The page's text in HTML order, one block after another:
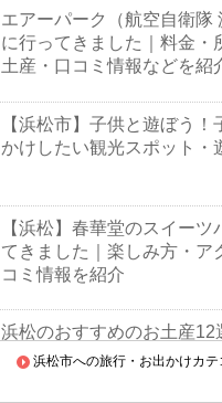
浜松市への旅行・お出かけカテ
エアーパーク（航空自衛隊
に行ってきました｜料金・
土産・口コミ情報などを紹
【浜松市】子供と遊ぼう！
かけしたい観光スポット・
【浜松】春華堂のスイーツ
てきました｜楽しみ方・ア
コミ情報を紹介
浜松のおすすめのお土産12
かったランキング